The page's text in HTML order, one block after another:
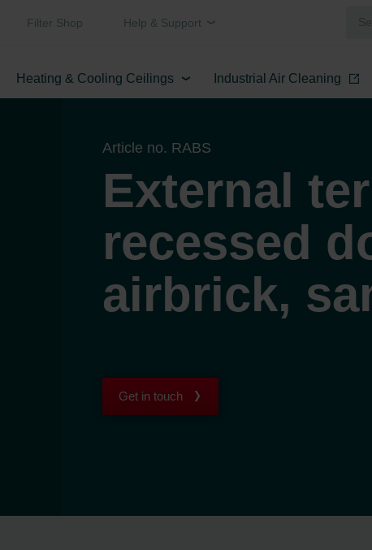
Filter Shop Help & Support
Heating & Cooling Ceilings Industrial Air Cleaning
Article no. RABS
External
recessed
airbrick,
Get in touch